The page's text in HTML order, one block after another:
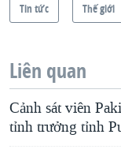
Tin tức Thế giới
Liên quan
Cảnh sát viên
tỉnh trưởng tỉnh